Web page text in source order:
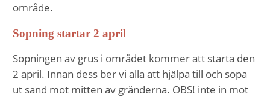
område.
Sopning startar 2 april
Sopningen av grus i området kommer att starta den
2 april. Innan dess ber vi alla att hjälpa till och sopa
ut sand mot mitten av gränderna. OBS! inte in mot